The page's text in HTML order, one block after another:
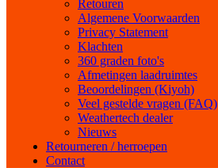
Retouren
Algemene Voorwaarden
Privacy Statement
Klachten
360 graden foto's
Afmetingen laadruimtes
Beoordelingen (Kiyoh)
Veel gestelde vragen (FAQ)
Weathertech dealer
Nieuws
Retourneren / herroepen
Contact